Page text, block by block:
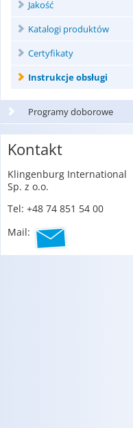
Jakość
Katalogi produktów
Certyfikaty
Instrukcje obsługi
Programy doborowe
Kontakt
Klin­gen­burg In­ter­na­tio­nal
Sp. z o.o.
Tel: +48 74 851 54 00
Mail: